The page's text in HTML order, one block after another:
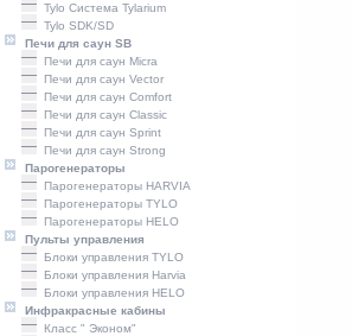
Tylo Система Tylarium
Tylo SDK/SD
Печи для саун SB
Печи для саун Micra
Печи для саун Vector
Печи для саун Comfort
Печи для саун Classic
Печи для саун Sprint
Печи для саун Strong
Парогенераторы
Парогенераторы HARVIA
Парогенераторы TYLO
Парогенераторы HELO
Пульты управления
Блоки управления TYLO
Блоки управления Harvia
Блоки управления HELO
Инфракрасные кабины
Класс " Эконом"